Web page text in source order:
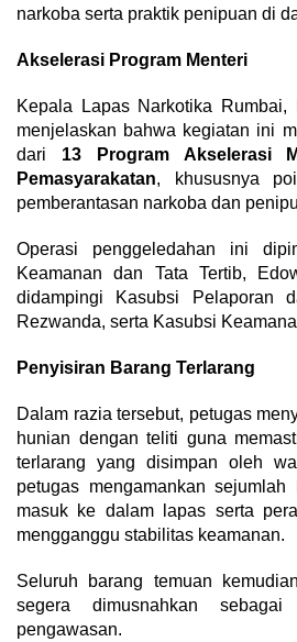
narkoba serta praktik penipuan di
Akselerasi Program Menteri
Kepala Lapas Narkotika Rumbai,
menjelaskan bahwa kegiatan ini
dari 13 Program Akselerasi
Pemasyarakatan, khususnya
pemberantasan narkoba dan
Operasi penggeledahan ini
Keamanan dan Tata Tertib,
didampingi Kasubsi Pelaporan
Rezwanda, serta Kasubsi
Penyisiran Barang Terlarang
Dalam razia tersebut, petugas
hunian dengan teliti guna
terlarang yang disimpan oleh
petugas mengamankan
masuk ke dalam lapas serta
mengganggu stabilitas keamanan.
Seluruh barang temuan
segera dimusnahkan sebagai
pengawasan.